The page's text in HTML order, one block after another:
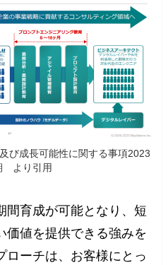
び成長可能性に関する事項2023
より引用
間育成が可能となり、短
価値を提供できる強みを
ローチは、お客様にとっ